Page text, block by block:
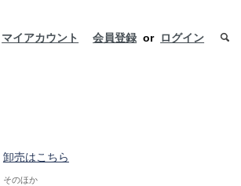
マイアカウント 会員登録 or ログイン
卸売はこちら
そのほか